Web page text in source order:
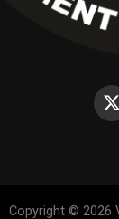
Copyright © 2026